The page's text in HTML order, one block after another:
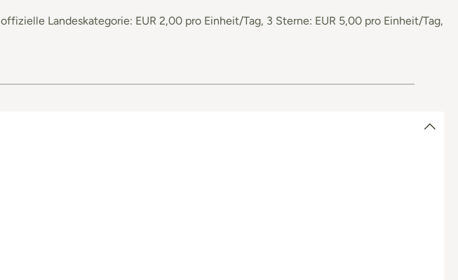
Landeskategorie: EUR 2,00 pro Einheit/Tag, 3 Sterne: EUR 5,00 pro Einheit/Tag,